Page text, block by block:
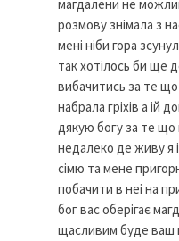
магдалени не
розмову знімала з
мені ніби гора
так хотілось би ще
вибачитись за те
набрала гріхів а ій
дякую богу за те що
недалеко де живу я
сімю та мене
побачити в неі на
бог вас оберігає
щасливим буде ваш